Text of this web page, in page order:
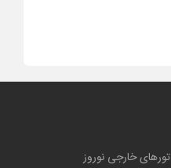
تورهای خارجی نوروز